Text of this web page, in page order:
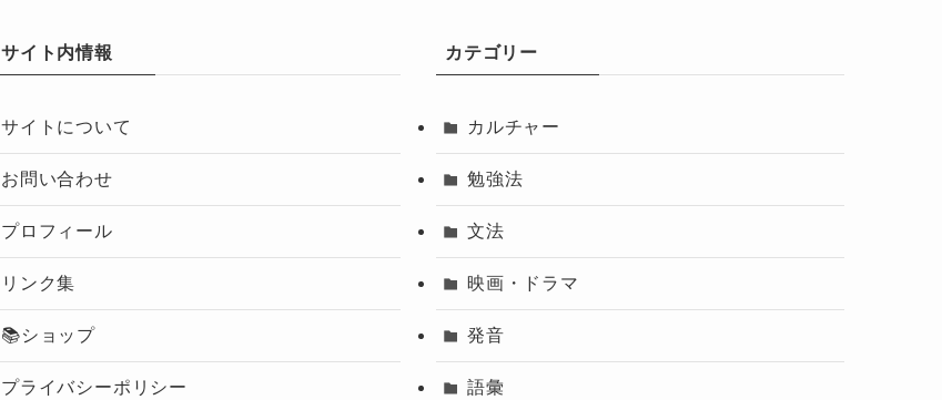
サイト内情報
サイトについて
お問い合わせ
プロフィール
リンク集
📚ショップ
プライバシーポリシー
カテゴリー
カルチャー
勉強法
文法
映画・ドラマ
発音
語彙